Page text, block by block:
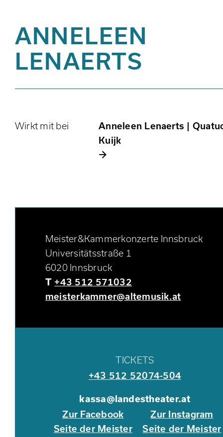
ANNELEEN
LENAERTS
Wirkt mit bei
Anneleen Lenaerts |
Kuijk
Meister&Kammerkonzerte Innsbruck
Universitätsstraße 1
6020 Innsbruck
T +43 512 571032
meisterkammer@altemusik.at
TICKETS
+43 512 52074-504
kassa@landestheater.at
Zur Facebook
Seite der Meister
Zur Instagram
Seite der Meister